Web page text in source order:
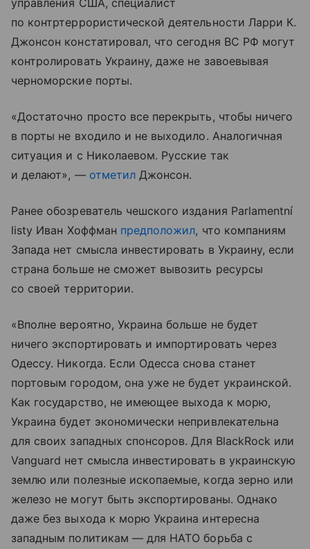
по контртеррористической деятельности Ларри К.
Джонсон констатировал, что сегодня ВС РФ могут
контролировать Украину, даже не завоевывая
черноморские порты.
«Достаточно просто все перекрыть, чтобы ничего
в порты не входило и не выходило. Аналогичная
ситуация и с Николаевом. Русские так
и делают», — отметилДжонсон.
Ранее обозреватель чешского издания Parlamentní
listy Иван Хоффман предположил, что компаниям
Запада нет смысла инвестировать в Украину, если
страна больше не сможет вывозить ресурсы
со своей территории.
«Вполне вероятно, Украина больше не будет
ничего экспортировать и импортировать через
Одессу. Никогда. Если Одесса снова станет
портовым городом, она уже не будет украинской.
Как государство, не имеющее выхода к морю,
Украина будет экономически непривлекательна
для своих западных спонсоров. Для BlackRock или
Vanguard нет смысла инвестировать в украинскую
землю или полезные ископаемые, когда зерно или
железо не могут быть экспортированы. Однако
даже без выхода к морю Украина интересна
западным политикам — для НАТО борьба с